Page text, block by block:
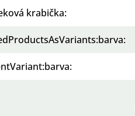
krabička:
:
: